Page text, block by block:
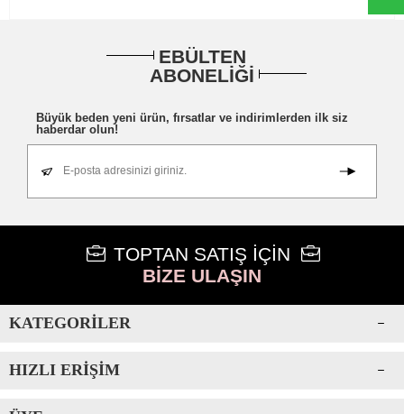
EBÜLTEN
ABONELİĞİ
Büyük beden yeni ürün, fırsatlar ve indirimlerden ilk siz
haberdar olun!
E-posta adresinizi giriniz.
TOPTAN SATIŞ İÇİN
BİZE ULAŞIN
KATEGORILER
HIZLI ERIŞIM